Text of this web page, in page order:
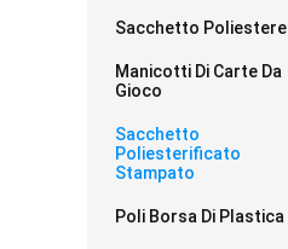
Sacchetto Poliestere
Manicotti Di Carte Da
Gioco
Sacchetto
Poliesterificato
Stampato
Poli Borsa Di Plastica